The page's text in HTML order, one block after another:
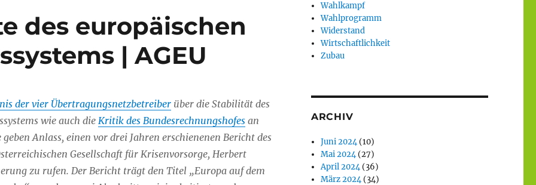
des europäischen
| AGEU
der vier Übertragungsnetzbetreiberüber die Stabilität des
wie auch die Kritik des Bundesrechnungshofesan
Anlass, einen vor drei Jahren erschienenen Bericht des
Gesellschaft für Krisenvorsorge, Herbert
zu rufen. Der Bericht trägt den Titel „Europa auf dem
Wahlkampf
Wahlprogramm
Widerstand
Wirtschaftlichkeit
Zubau
ARCHIV
Juni 2024(10)
Mai 2024(27)
April 2024(36)
März 2024(34)